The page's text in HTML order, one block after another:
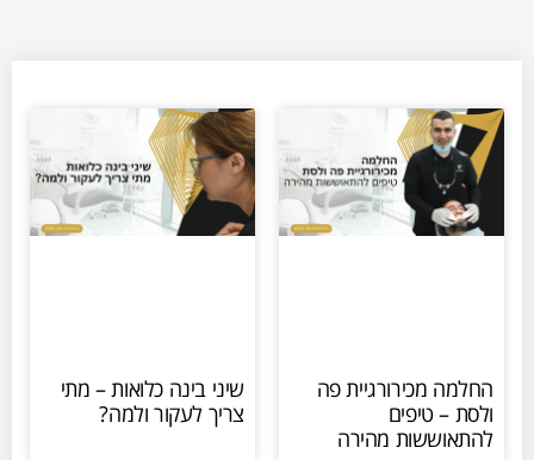
החלמה מכירורגיית פה
ולסת – טיפים
להתאוששות מהירה
שיני בינה כלואות – מתי
צריך לעקור ולמה?